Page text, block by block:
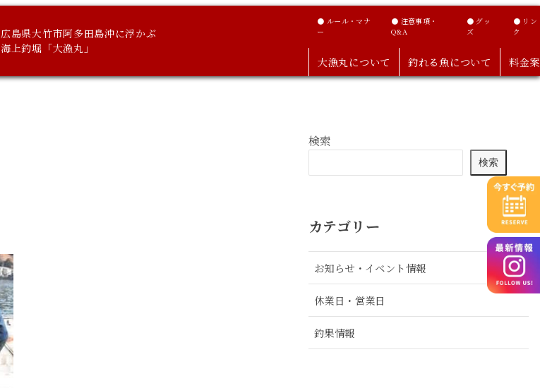
広島県大竹市阿多田島沖に浮かぶ
海上釣堀「大漁丸」
● ルール・マナ
ー
● 注意事項・
Q&A
● グッ
ズ
● リン
ク
大漁丸について 釣れる魚について 料金
検索
検索
カテゴリー
お知らせ・イベント情報
休業日・営業日
釣果情報